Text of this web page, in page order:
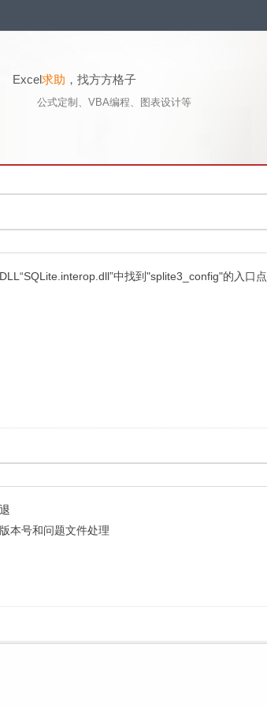
Excel求助 ，找方方格子
公式定制、VBA编程、图表设计等
中找到"splite3_config"的入口点
本号和问题文件处理